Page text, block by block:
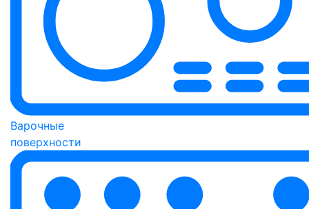
Варочные
поверхности